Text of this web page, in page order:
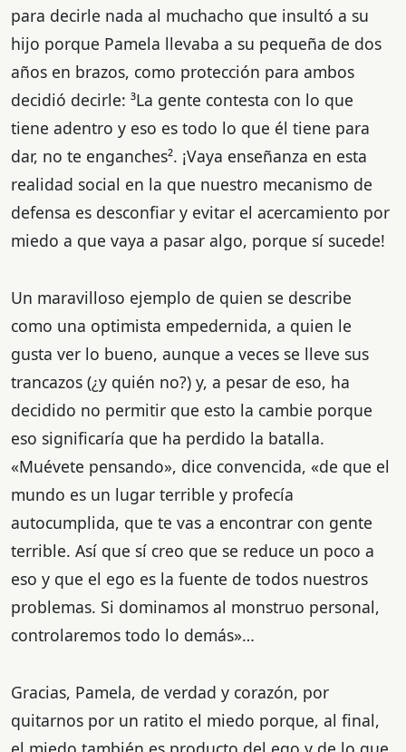
para decirle nada al muchacho que insultó a su
hijo porque Pamela llevaba a su pequeña de dos
años en brazos, como protección para ambos
decidió decirle: ³La gente contesta con lo que
tiene adentro y eso es todo lo que él tiene para
dar, no te enganches². ¡Vaya enseñanza en esta
realidad social en la que nuestro mecanismo de
defensa es desconfiar y evitar el acercamiento por
miedo a que vaya a pasar algo, porque sí sucede!
Un maravilloso ejemplo de quien se describe
como una optimista empedernida, a quien le
gusta ver lo bueno, aunque a veces se lleve sus
trancazos (¿y quién no?) y, a pesar de eso, ha
decidido no permitir que esto la cambie porque
eso significaría que ha perdido la batalla.
«Muévete pensando», dice convencida, «de que el
mundo es un lugar terrible y profecía
autocumplida, que te vas a encontrar con gente
terrible. Así que sí creo que se reduce un poco a
eso y que el ego es la fuente de todos nuestros
problemas. Si dominamos al monstruo personal,
controlaremos todo lo demás»…
Gracias, Pamela, de verdad y corazón, por
quitarnos por un ratito el miedo porque, al final,